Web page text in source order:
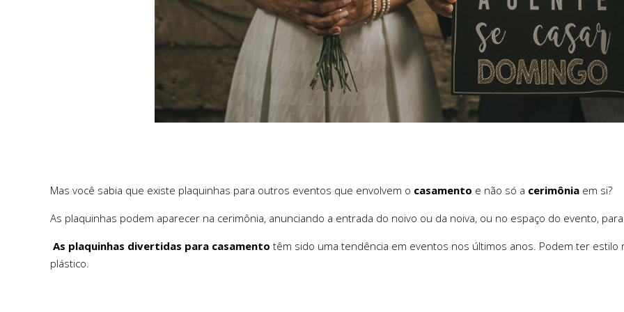
Mas você sabia que existe plaquinhas para outros eventos que envolvem o casamento e não só a cerimônia em si?
As plaquinhas podem aparecer na cerimônia, anunciando a entrada do noivo ou da noiva, ou no espaço do evento,
As plaquinhas divertidas para casamento têm sido uma tendência em eventos nos últimos anos. Podem ter estilo
plástico.